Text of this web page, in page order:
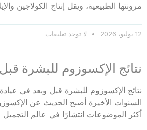
مرونتها الطبيعية، ويقل إنتاج الكولاجين
12 يوليو، 2026 لا توجد تعليقات
نتائج الإكسوزوم للبشرة
نتائج الإكسوزوم للبشرة قبل وبعد في
السنوات الأخيرة أصبح الحديث عن
أكثر الموضوعات انتشارًا في عالم التجميل